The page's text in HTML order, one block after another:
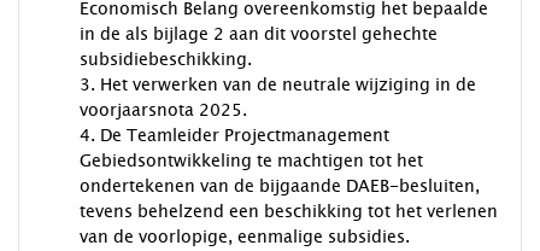
Economisch Belang overeenkomstig het bepaalde
in de als bijlage 2 aan dit voorstel gehechte
subsidiebeschikking.
3. Het verwerken van de neutrale wijziging in de
voorjaarsnota 2025.
4. De Teamleider Projectmanagement
Gebiedsontwikkeling te machtigen tot het
ondertekenen van de bijgaande DAEB-besluiten,
tevens behelzend een beschikking tot het verlenen
van de voorlopige, eenmalige subsidies.